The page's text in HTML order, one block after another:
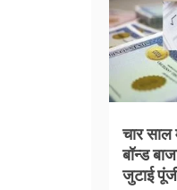
चार साल
बॉन्ड
जुटाई